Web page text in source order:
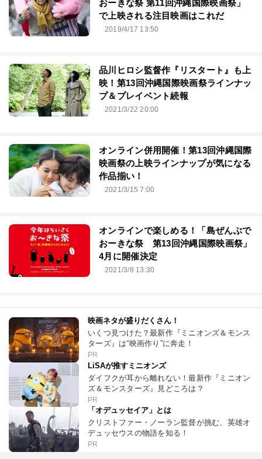
おーきな祭 第11回沖縄国際映画祭」
で上映される注目映画はこれだ
2019/4/17 13:50
品川ヒロシ監督作『リスタート』も上
映！第13回沖縄国際映画祭ラインナッ
プ＆プレイベント続報
2021/3/22 20:00
オンライン併用開催！第13回沖縄国際
映画祭の上映ラインナップが気になる
作品揃い！
2021/3/15 7:00
オンラインで楽しめる！「島ぜんぶで
おーきな祭 第13回沖縄国際映画祭」
4月に開催決定
2021/3/8 13:30
映画ネタが盛りだくさん！
いくつ見つけた？最新作『ミニオンズ＆モンス
ターズ』は“映画作り”に奔走！
PR
LiSAが推すミニオンズ
ダイフクが耳から離れない！最新作『ミニオン
ズ＆モンスターズ』見どころは？
PR
「オデュッセイア」とは
クリストファー・ノーラン監督が挑む、英雄オ
デュッセウスの物語を知る！
PR